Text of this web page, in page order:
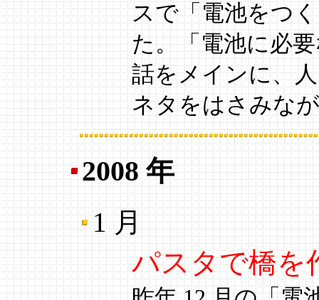
スで「電池をつ
た。「電池に必
話をメインに、
ネタをはさみな
2008 年
1 月
パスタで橋を